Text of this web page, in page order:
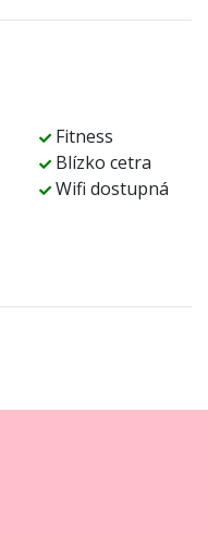
Fitness
Blízko cetra
Wifi dostupná